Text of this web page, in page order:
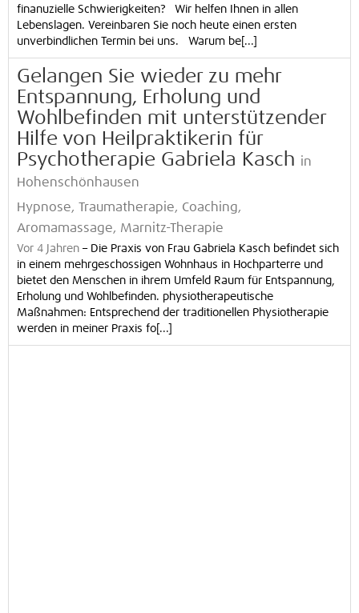
finanuzielle Schwierigkeiten? Wir helfen Ihnen in allen
Lebenslagen. Vereinbaren Sie noch heute einen ersten
unverbindlichen Termin bei uns. Warum be[...]
Gelangen Sie wieder zu mehr
Entspannung, Erholung und
Wohlbefinden mit unterstützender
Hilfe von Heilpraktikerin für
Psychotherapie Gabriela Kasch in
Hohenschönhausen
Hypnose, Traumatherapie, Coaching,
Aromamassage, Marnitz-Therapie
Vor 4 Jahren – Die Praxis von Frau Gabriela Kasch befindet sich
in einem mehrgeschossigen Wohnhaus in Hochparterre und
bietet den Menschen in ihrem Umfeld Raum für Entspannung,
Erholung und Wohlbefinden. physiotherapeutische
Maßnahmen: Entsprechend der traditionellen Physiotherapie
werden in meiner Praxis fo[...]